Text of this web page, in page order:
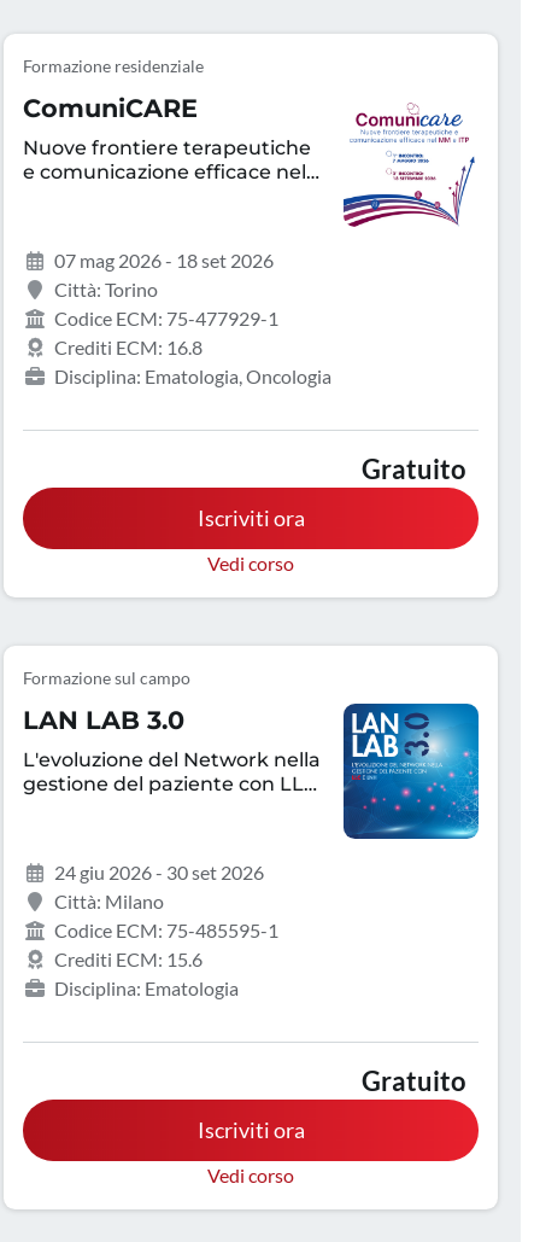
Formazione residenziale
ComuniCARE
Nuove frontiere terapeutiche
e comunicazione efficace nel
07 mag 2026 - 18 set 2026
Città: Torino
Codice ECM: 75-477929-1
Crediti ECM: 16.8
Disciplina: Ematologia, Oncologia
Gratuito
Iscriviti ora
Vedi corso
Formazione sul campo
LAN LAB 3.0
L'evoluzione del Network nella
gestione del paziente con LLC
24 giu 2026 - 30 set 2026
Città: Milano
Codice ECM: 75-485595-1
Crediti ECM: 15.6
Disciplina: Ematologia
Gratuito
Iscriviti ora
Vedi corso